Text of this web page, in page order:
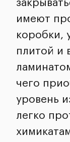
имеют
коробки,
плитой и
чего
уровень
легко